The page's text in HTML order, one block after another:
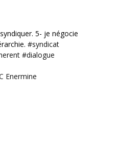
5- je négocie
#syndicat
#dialogue
Enermine